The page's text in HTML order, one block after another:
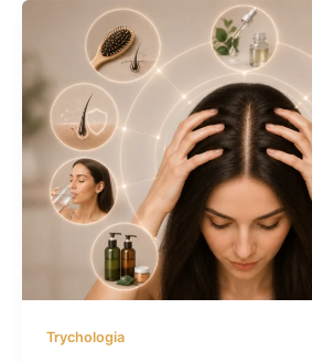
Trychologia